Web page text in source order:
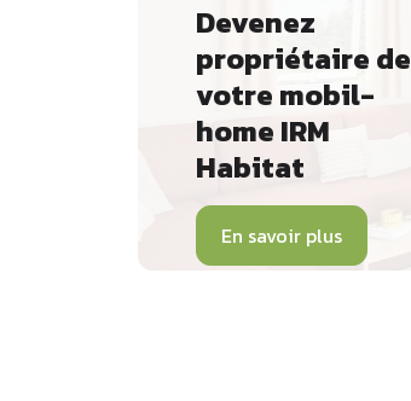
Devenez
propriétaire de
votre mobil-
home IRM
Habitat
En savoir plus